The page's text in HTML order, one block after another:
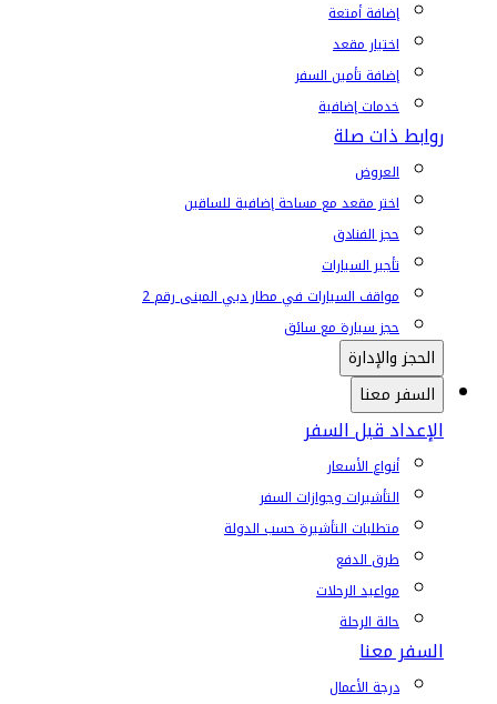
إضافة أمتعة
اختيار مقعد
إضافة تأمين السفر
خدمات إضافية
روابط ذات صلة
العروض
اختر مقعد مع مساحة إضافية للساقين
حجز الفنادق
تأجير السيارات
مواقف السيارات في مطار دبي المبنى رقم 2
حجز سيارة مع سائق
الحجز والإدارة
السفر معنا
الإعداد قبل السفر
أنواع الأسعار
التأشيرات وجوازات السفر
متطلبات التأشيرة حسب الدولة
طرق الدفع
مواعيد الرحلات
حالة الرحلة
السفر معنا
درجة الأعمال